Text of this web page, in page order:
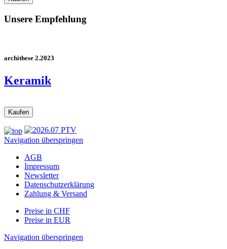
Unsere Empfehlung
archithese 2.2023
Keramik
Navigation überspringen
AGB
Impressum
Newsletter
Datenschutzerklärung
Zahlung & Versand
Preise in CHF
Preise in EUR
Navigation überspringen